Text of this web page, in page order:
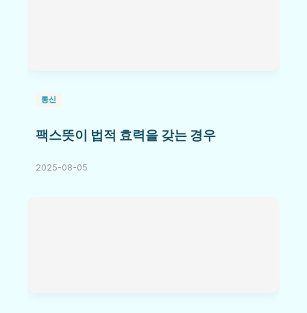
통신
팩스뜻이 법적 효력을 갖는 경우
2025-08-05